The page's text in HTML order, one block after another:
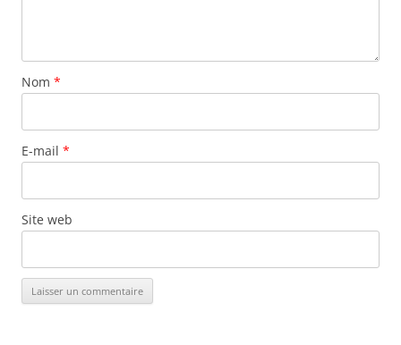
Nom *
E-mail *
Site web